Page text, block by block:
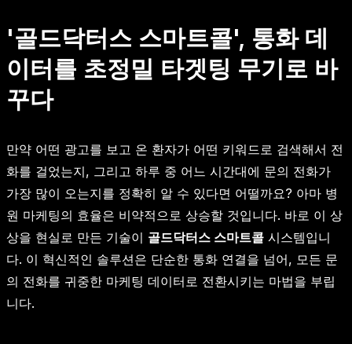
'골드닥터스 스마트콜', 통화 데
이터를 초정밀 타겟팅 무기로 바
꾸다
만약 어떤 광고를 보고 온 환자가 어떤 키워드로 검색해서 전
화를 걸었는지, 그리고 하루 중 어느 시간대에 문의 전화가
가장 많이 오는지를 정확히 알 수 있다면 어떨까요? 아마 병
원 마케팅의 효율은 비약적으로 상승할 것입니다. 바로 이 상
상을 현실로 만든 기술이 골드닥터스 스마트콜 시스템입니
다. 이 혁신적인 솔루션은 단순한 통화 연결을 넘어, 모든 문
의 전화를 귀중한 마케팅 데이터로 전환시키는 마법을 부립
니다.